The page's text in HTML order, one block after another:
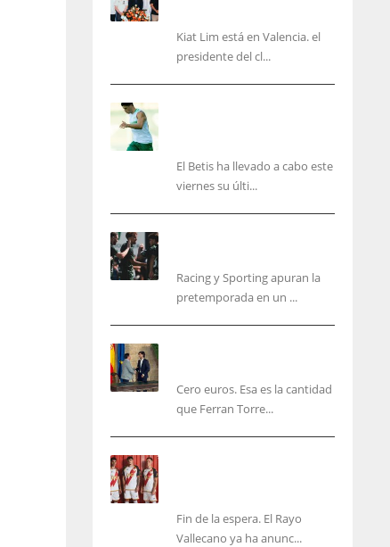
Kiat Lim está en Valencia. el
presidente del cl...
El Betis ha llevado a cabo este
viernes su últi...
Racing y Sporting apuran la
pretemporada en un ...
Cero euros. Esa es la cantidad
que Ferran Torre...
Fin de la espera. El Rayo
Vallecano ya ha anunc...